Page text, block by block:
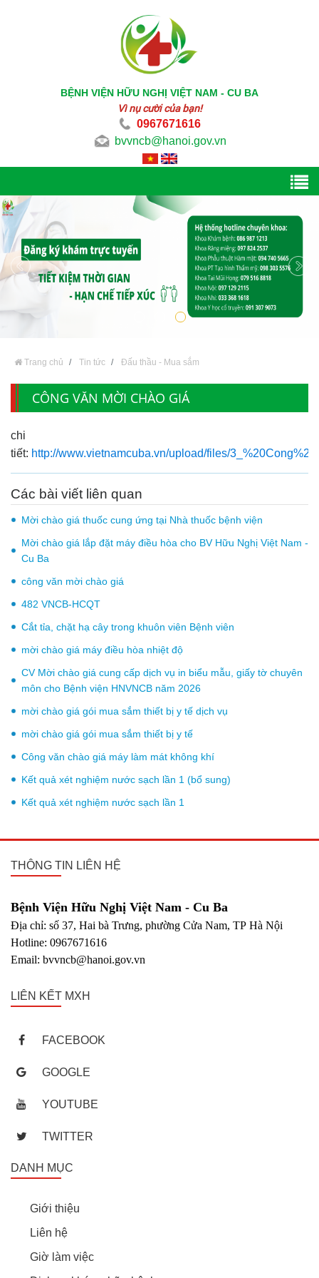
BỆNH VIỆN HỮU NGHỊ VIỆT NAM - CU BA
Vì nụ cười của bạn!
0967671616
bvvncb@hanoi.gov.vn
Trang chủ Tin tức Đấu thầu - Mua sắm
CÔNG VĂN MỜI CHÀO GIÁ
chi
tiết: http://www.vietnamcuba.vn/upload/files/
Các bài viết liên quan
Mời chào giá thuốc cung ứng tại Nhà thuốc bệnh viện
Mời chào giá lắp đặt máy điều hòa cho BV Hữu Nghị Việt Nam -
Cu Ba
công văn mời chào giá
482 VNCB-HCQT
Cắt tỉa, chặt hạ cây trong khuôn viên Bệnh viên
mời chào giá máy điều hòa nhiệt độ
CV Mời chào giá cung cấp dịch vụ in biểu mẫu, giấy tờ chuyên
môn cho Bệnh viện HNVNCB năm 2026
mời chào giá gói mua sắm thiết bị y tế dịch vụ
mời chào giá gói mua sắm thiết bị y tế
Công văn chào giá máy làm mát không khí
Kết quả xét nghiệm nước sạch lần 1 (bổ sung)
Kết quả xét nghiệm nước sạch lần 1
THÔNG TIN LIÊN HỆ
Bệnh Viện Hữu Nghị Việt Nam - Cu Ba
Địa chỉ: số 37, Hai bà Trưng, phường Cửa Nam, TP Hà Nội
Hotline: 0967671616
Email: bvvncb@hanoi.gov.vn
LIÊN KẾT MXH
FACEBOOK
GOOGLE
YOUTUBE
TWITTER
DANH MỤC
Giới thiệu
Liên hệ
Giờ làm việc